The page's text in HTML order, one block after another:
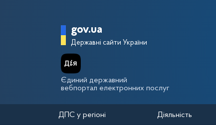
Головна сторінка
gov.ua
Державні сайти України
Єдиний державний
вебпортал електронних послуг
ДПС у регіоні Діяльність